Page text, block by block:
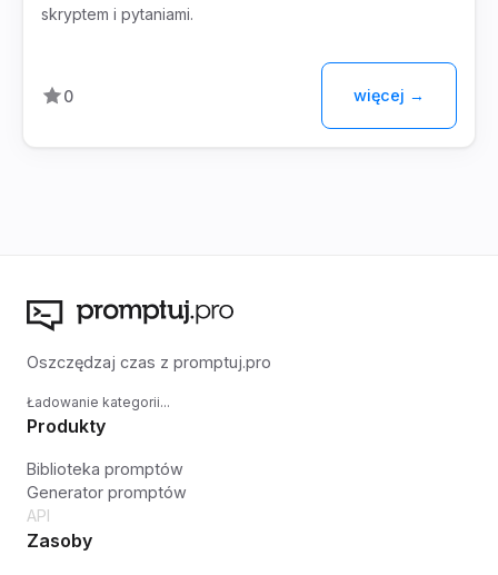
skryptem i pytaniami.
0 więcej →
Oszczędzaj czas z promptuj.pro
Ładowanie kategorii...
Produkty
Biblioteka promptów
Generator promptów
API
Zasoby